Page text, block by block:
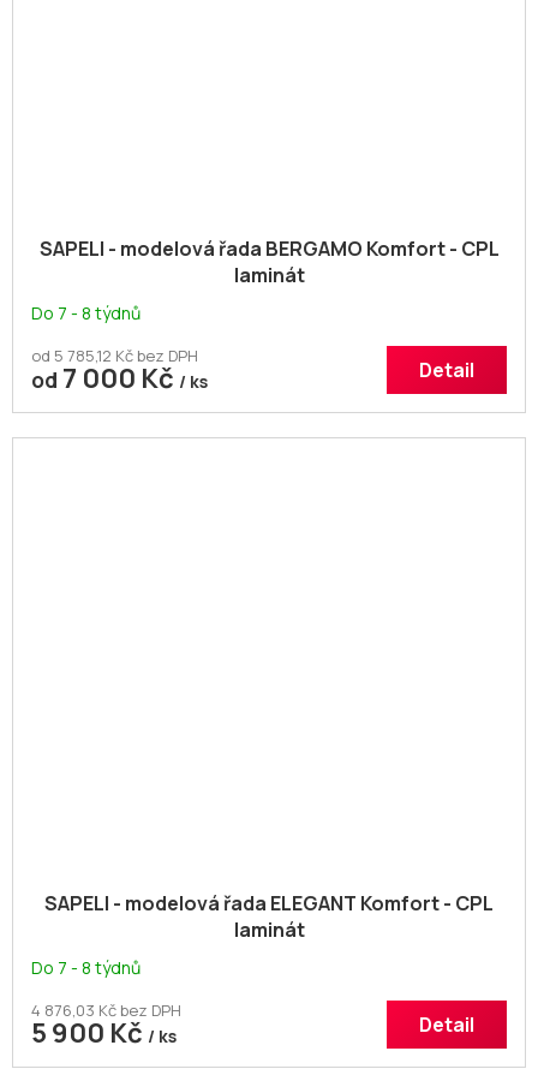
SAPELI - modelová řada BERGAMO Komfort - CPL
laminát
Do 7 - 8 týdnů
od 5 785,12 Kč bez DPH
od 7 000 Kč / ks Detail
SAPELI - modelová řada ELEGANT Komfort - CPL
laminát
Do 7 - 8 týdnů
4 876,03 Kč bez DPH
5 900 Kč / ks Detail